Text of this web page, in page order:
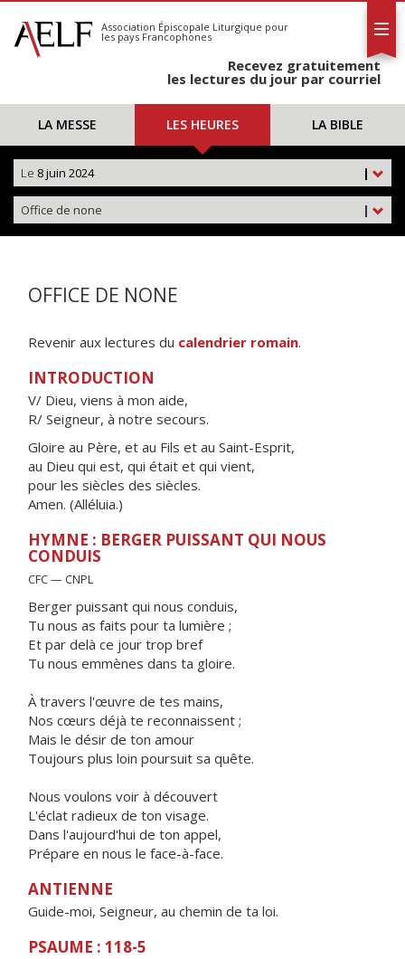
S'abonner
Calendrier
Association Épiscopale Liturgique pour
les pays Francophones
Recevez gratuitement
les lectures du jour par courriel
LA MESSE LES HEURES LA BIBLE
|
Le 8 juin 2024
|
Office de none
OFFICE DE NONE
Revenir aux lectures du calendrier romain.
INTRODUCTION
V/ Dieu, viens à mon aide,
R/ Seigneur, à notre secours.
Gloire au Père, et au Fils et au Saint-Esprit,
au Dieu qui est, qui était et qui vient,
pour les siècles des siècles.
Amen. (Alléluia.)
HYMNE : BERGER PUISSANT QUI NOUS
CONDUIS
CFC — CNPL
Berger puissant qui nous conduis,
Tu nous as faits pour ta lumière ;
Et par delà ce jour trop bref
Tu nous emmènes dans ta gloire.
À travers l'œuvre de tes mains,
Nos cœurs déjà te reconnaissent ;
Mais le désir de ton amour
Toujours plus loin poursuit sa quête.
Nous voulons voir à découvert
L'éclat radieux de ton visage.
Dans l'aujourd'hui de ton appel,
Prépare en nous le face-à-face.
ANTIENNE
Guide-moi, Seigneur, au chemin de ta loi.
PSAUME : 118-5